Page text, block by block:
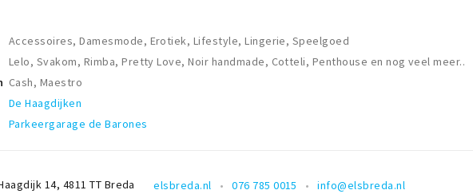
Accessoires, Damesmode, Erotiek, Lifestyle, Lingerie, Speelgoed
Lelo, Svakom, Rimba, Pretty Love, Noir handmade, Cotteli, Penthouse en nog veel meer..
Cash, Maestro
De Haagdijken
Parkeergarage de Barones
14, 4811 TT Breda elsbreda.nl 076 785 0015 info@elsbreda.nl